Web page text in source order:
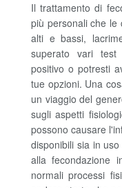
Il trattamento di
più personali che le
alti e bassi,
superato vari
positivo o potresti
tue opzioni. Una
un viaggio del
sugli aspetti
possono causare
disponibili sia in
alla fecondazione
normali processi